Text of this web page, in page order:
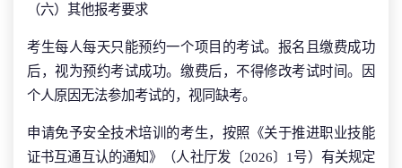
（六）其他报考要求
考生每人每天只能预约一个项目的考试。报名且缴费成功
后，视为预约考试成功。缴费后，不得修改考试时间。因
个人原因无法参加考试的，视同缺考。
申请免予安全技术培训的考生，按照《关于推进职业技能
证书互通互认的通知》（人社厅发〔2026〕1号）有关规定